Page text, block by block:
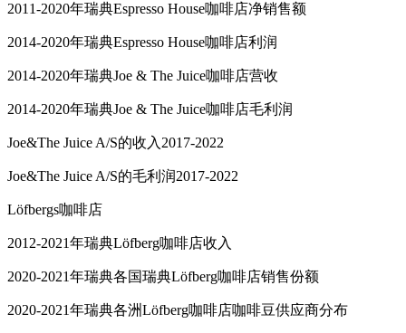
2011-2020年瑞典Espresso House咖啡店净销售额
2014-2020年瑞典Espresso House咖啡店利润
2014-2020年瑞典Joe & The Juice咖啡店营收
2014-2020年瑞典Joe & The Juice咖啡店毛利润
Joe&The Juice A/S的收入2017-2022
Joe&The Juice A/S的毛利润2017-2022
Löfbergs咖啡店
2012-2021年瑞典Löfberg咖啡店收入
2020-2021年瑞典各国瑞典Löfberg咖啡店销售份额
2020-2021年瑞典各洲Löfberg咖啡店咖啡豆供应商分布